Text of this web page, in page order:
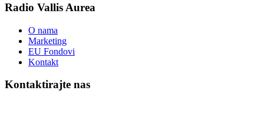
Radio Vallis Aurea
O nama
Marketing
EU Fondovi
Kontakt
Kontaktirajte nas